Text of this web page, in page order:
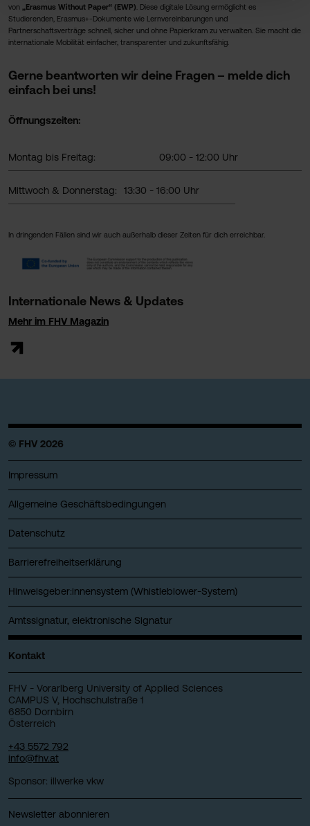
von „Erasmus Without Paper“ (EWP) . Diese digitale Lösung ermöglicht es
Studierenden, Erasmus+-Dokumente wie Lernvereinbarungen und
Partnerschaftsverträge schnell, sicher und ohne Papierkram zu verwalten. Sie macht die
internationale Mobilität einfacher, transparenter und zukunftsfähig.
Gerne beantworten wir deine Fragen – melde dich
einfach bei uns!
Öffnungszeiten:
Montag bis Freitag: 09:00 - 12:00 Uhr
Mittwoch & Donnerstag: 13:30 - 16:00 Uhr
In dringenden Fällen sind wir auch außerhalb dieser Zeiten für dich erreichbar.
Internationale News & Updates
Mehr im FHV Magazin
© FHV 2026
Impressum
Allgemeine Geschäftsbedingungen
Datenschutz
Barrierefreiheitserklärung
Hinweisgeber:innensystem (Whistleblower-System)
Amtssignatur, elektronische Signatur
Kontakt
FHV - Vorarlberg University of Applied Sciences
CAMPUS V, Hochschulstraße 1
6850 Dornbirn
Österreich
+43 5572 792
info@fhv.at
Sponsor: illwerke vkw
Newsletter abonnieren